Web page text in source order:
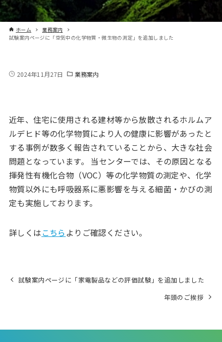
ホーム
業務案内
試験案内ページに「空気中の化学物質・微生物の測定」を追加しました
2024年11月27日 業務案内
近年、住宅に使用される建材等から放散されるホルムア
ルデヒド等の化学物質により人の健康に影響があったと
する事例が数多く報告されていることから、大きな社会
問題となっています。 当センターでは、その原因となる
揮発性有機化合物（VOC）等の化学物質の測定や、化学
物質以外にも呼吸器系に悪影響を与える細菌・かびの測
定も実施しております。
詳しくはこちら よりご確認ください。
試験案内ページに「家電製品などの評価試験」を追加しました
年頭のご挨拶